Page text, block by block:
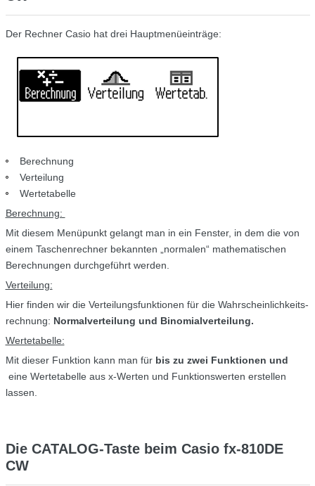
Der Rechner Casio hat drei Hauptmenüeinträge:
Berechnung
Verteilung
Wertetabelle
Berechnung:
Mit diesem Menüpunkt gelangt man in ein Fenster, in dem die von
einem Taschen­rechner bekannten „nor­malen“ mathe­ma­tischen
Berech­nungen durchgeführt werden.
Verteilung:
Hier finden wir die Ver­teilungsfunktionen für die Wahrscheinlich­keits­
rech­nung: Normalverteilung und Binomial­ver­tei­lung.
Wertetabelle:
Mit dieser Funktion kann man für bis zu zwei Funk­tionen und
eine Wertetabelle aus x-Werten und Funktionswerten erstellen
lassen.
Die CATALOG-Taste beim Casio fx-810DE
CW